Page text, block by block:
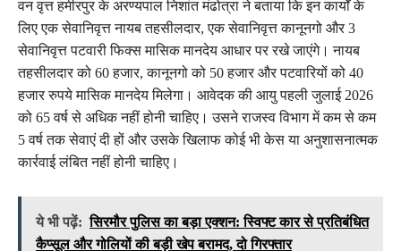
वन वृत्त हमीरपुर के अरण्यपाल निशांत मंढोत्रा ने बताया कि इन कार्यों के
लिए एक सेवानिवृत्त नायब तहसीलदार, एक सेवानिवृत्त कानूनगो और 3
सेवानिवृत्त पटवारी फिक्स मासिक मानदेय आधार पर रखे जाएंगे। नायब
तहसीलदार को 60 हजार, कानूनगो को 50 हजार और पटवारियों को 40
हजार रुपये मासिक मानदेय मिलेगा। आवेदक की आयु पहली जुलाई 2026
को 65 वर्ष से अधिक नहीं होनी चाहिए। उसने राजस्व विभाग में कम से कम
5 वर्ष तक सेवाएं दी हों और उसके खिलाफ कोई भी केस या अनुशासनात्मक
कार्रवाई लंबित नहीं होनी चाहिए।
ये भी पढ़ें: सिरमौर पुलिस का बड़ा एक्शन: स्विफ्ट कार से प्रतिबंधित
कैप्सूल और गोलियों की बड़ी खेप बरामद, दो गिरफ्तार